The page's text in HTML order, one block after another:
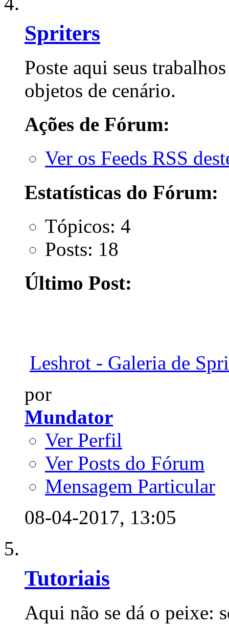
Spriters
Poste aqui seus
objetos de cenário.
Ações de Fórum:
Ver os Feeds RSS
Estatísticas do Fórum:
Tópicos: 4
Posts: 18
Último Post:
Leshrot - Galeria de
por
Mundator
Ver Perfil
Ver Posts do Fórum
Mensagem Particular
08-04-2017, 13:05
Tutoriais
Aqui não se dá o peixe: